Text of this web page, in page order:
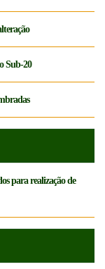
Sub-20
para realização de